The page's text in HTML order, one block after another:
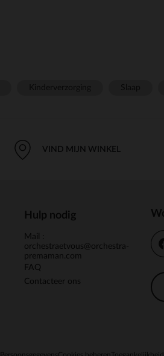
VIND MIJN WINKEL
Hulp nodig
Mail :
orchestraetvous@orchestra-
premaman.com
FAQ
Contacteer ons